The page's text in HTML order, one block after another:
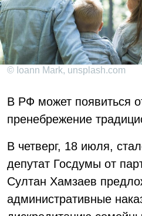
© Ioann Mark, unsplash.com
В РФ может появиться
пренебрежение
В четверг, 18 июля,
депутат Госдумы от
Султан Хамзаев
административные